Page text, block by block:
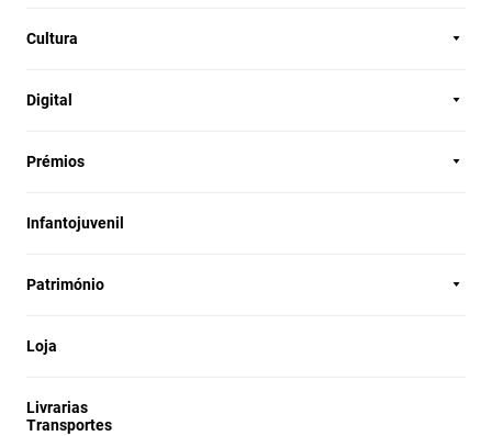
Cultura
Digital
Prémios
Infantojuvenil
Património
Loja
Livrarias
Transportes